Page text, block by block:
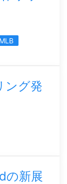
MLB
ング発
の新展